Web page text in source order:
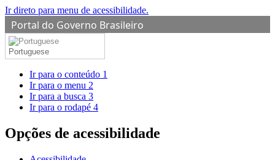
Ir direto para menu de acessibilidade.
Portal do Governo Brasileiro
Portuguese
Ir para o conteúdo 1
Ir para o menu 2
Ir para a busca 3
Ir para o rodapé 4
Opções de acessibilidade